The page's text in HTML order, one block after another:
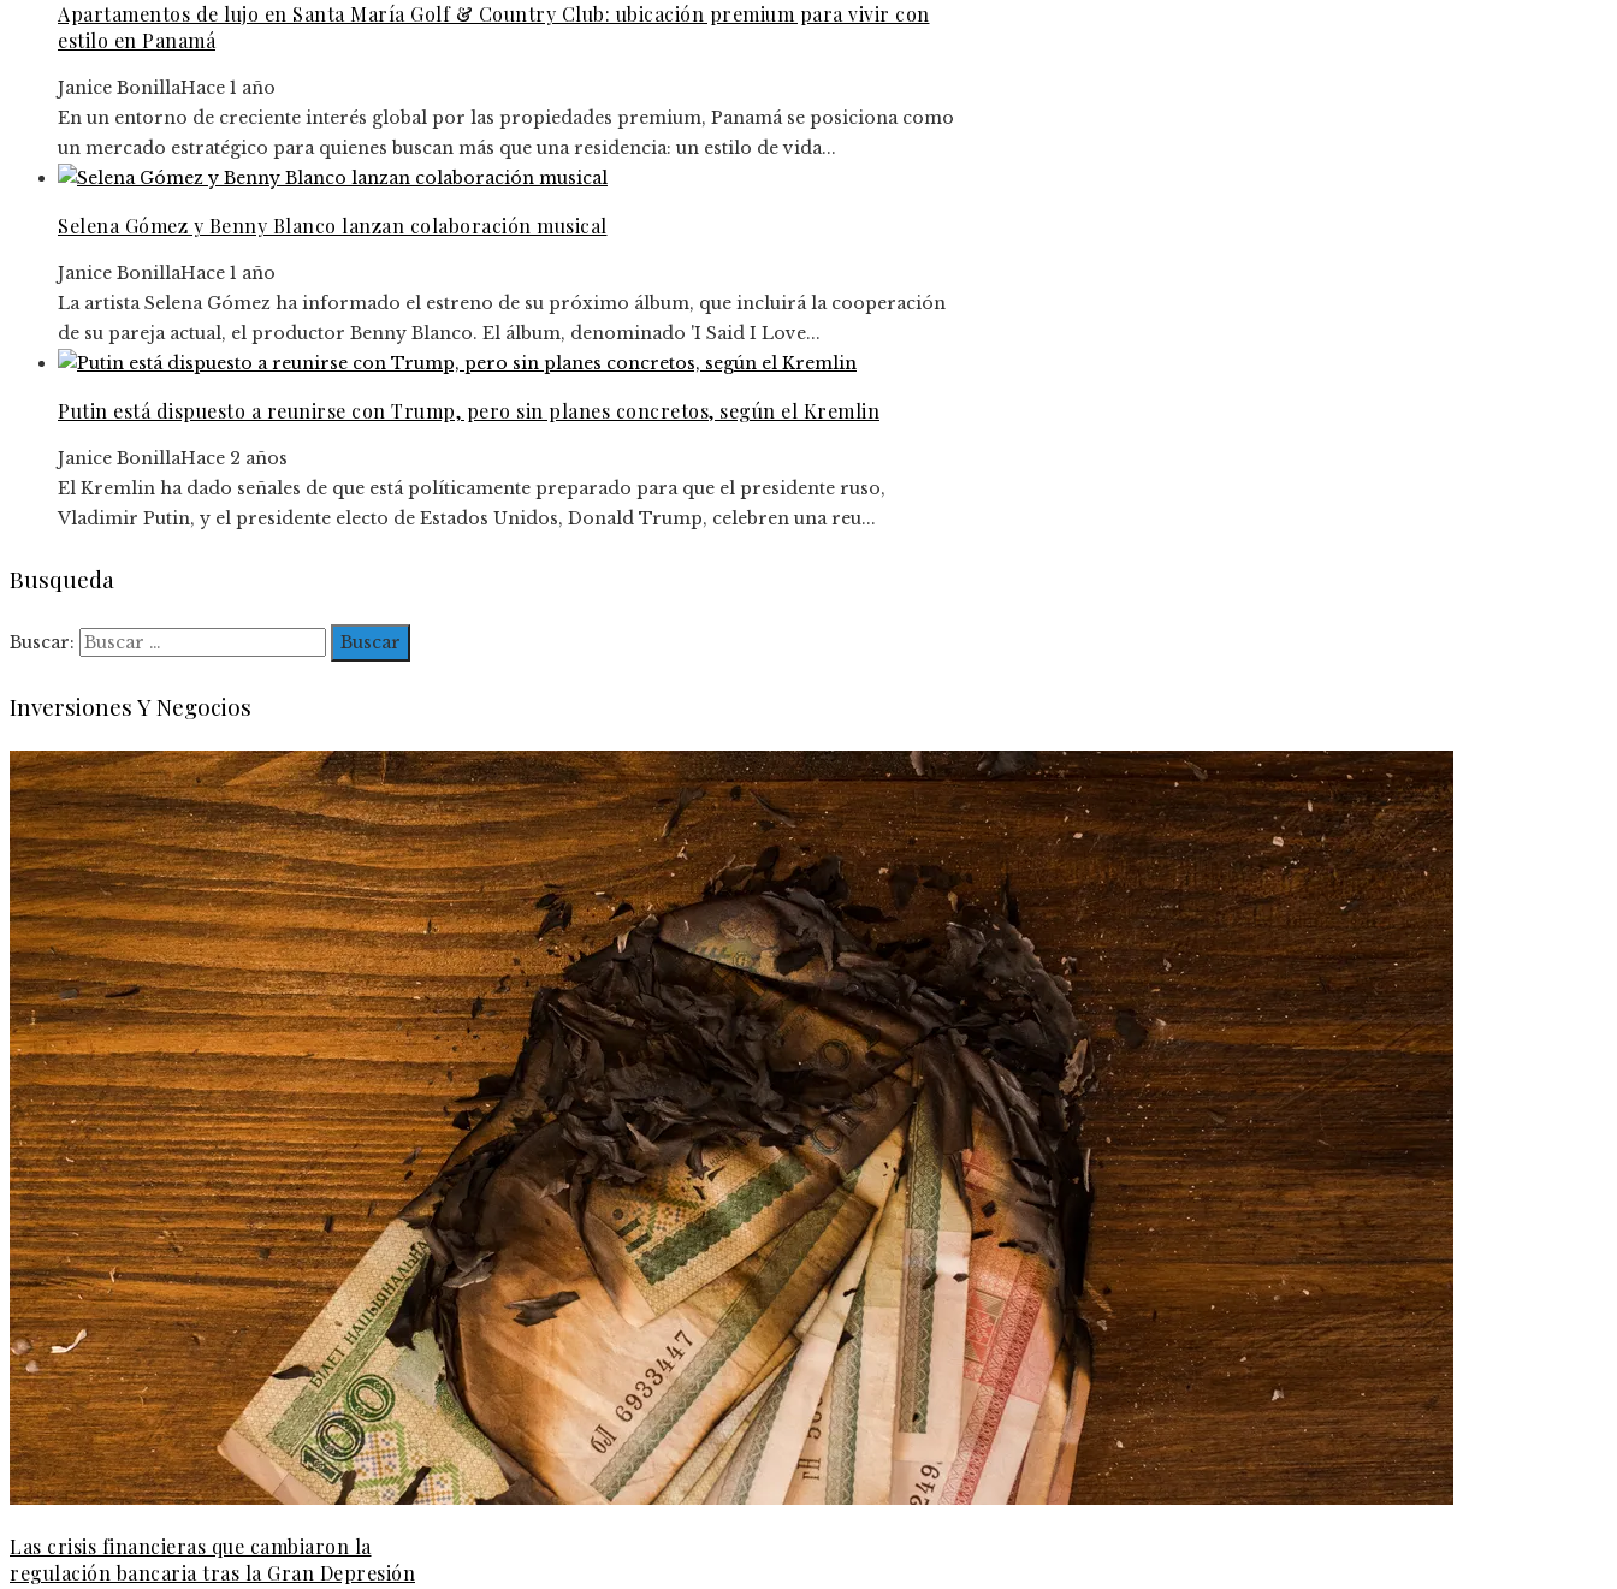
Apartamentos de lujo en Santa María Golf & Country Club: ubicación premium para vivir con
estilo en Panamá
Janice BonillaHace 1 año
En un entorno de creciente interés global por las propiedades premium, Panamá se posiciona como
un mercado estratégico para quienes buscan más que una residencia: un estilo de vida...
Selena Gómez y Benny Blanco lanzan colaboración musical
Janice BonillaHace 1 año
La artista Selena Gómez ha informado el estreno de su próximo álbum, que incluirá la cooperación
de su pareja actual, el productor Benny Blanco. El álbum, denominado 'I Said I Love...
Putin está dispuesto a reunirse con Trump, pero sin planes concretos, según el Kremlin
Janice BonillaHace 2 años
El Kremlin ha dado señales de que está políticamente preparado para que el presidente ruso,
Vladimir Putin, y el presidente electo de Estados Unidos, Donald Trump, celebren una reu...
Busqueda
Buscar:
Inversiones Y Negocios
Las crisis financieras que cambiaron la
regulación bancaria tras la Gran Depresión